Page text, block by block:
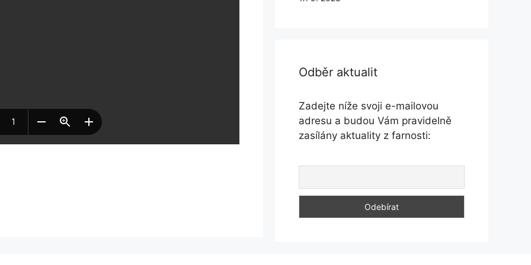
Odběr aktualit
Zadejte níže svoji e-mailovou
adresu a budou Vám pravidelně
zasílány aktuality z farnosti: